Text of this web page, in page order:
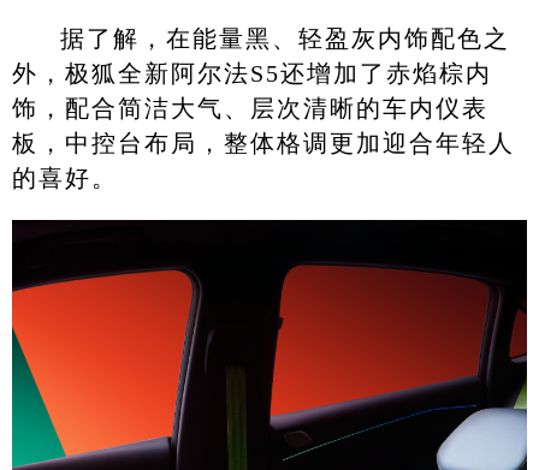
据了解，在能量黑、轻盈灰内饰配色之
外，极狐全新阿尔法S5还增加了赤焰棕内
饰，配合简洁大气、层次清晰的车内仪表
板，中控台布局，整体格调更加迎合年轻人
的喜好。